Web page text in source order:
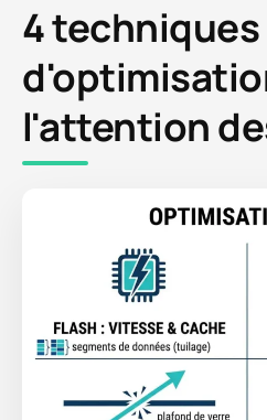
4 techniques
l'attention